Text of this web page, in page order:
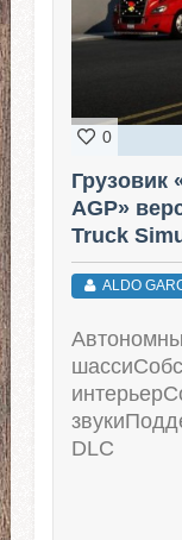
0
Грузовик
AGP»
Truck
ALDO
DLC